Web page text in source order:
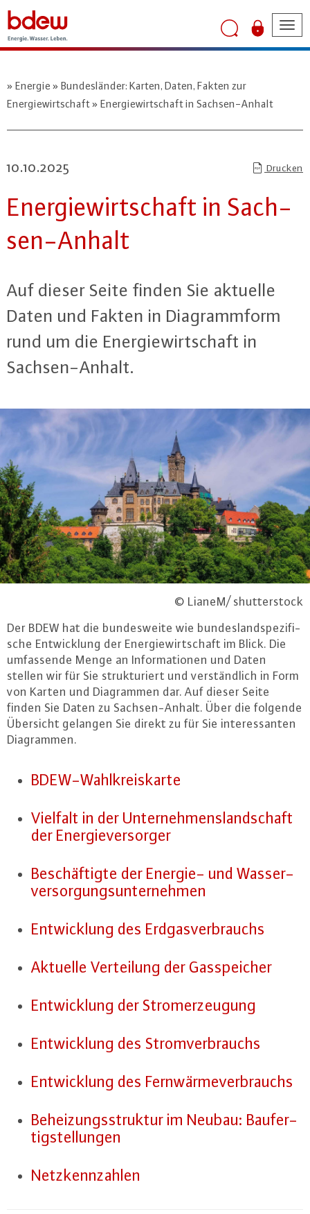
Energie
Bundesländer: Karten, Daten, Fakten zur
Energiewirtschaft
Energiewirtschaft in Sachsen-Anhalt
10.10.2025 Drucken
En­er­gie­wirt­schaft in Sach­
sen-An­halt
Auf dieser Seite finden Sie aktuelle
Daten und Fakten in Dia­gramm­form
rund um die En­er­gie­wirt­schaft in
Sach­sen-An­halt.
© LianeM/ shutterstock
Der BDEW hat die bun­des­wei­te wie bun­des­land­spe­zi­fi­
sche Ent­wick­lung der En­er­gie­wirt­schaft im Blick. Die
um­fas­sen­de Menge an In­for­ma­tio­nen und Daten
stellen wir für Sie struk­tu­riert und ver­ständ­lich in Form
von Karten und Dia­gram­men dar. Auf dieser Seite
finden Sie Daten zu Sach­sen-An­halt. Über die folgende
Übersicht gelangen Sie direkt zu für Sie in­ter­es­san­ten
Dia­gram­men.
BDEW-Wahl­kreis­kar­te
Vielfalt in der Un­ter­neh­mens­land­schaft
der En­er­gie­ver­sor­ger
Be­schäf­tig­te der Energie- und Was­ser­
ver­sor­gungs­un­ter­neh­men
Ent­wick­lung des Erd­gas­ver­brauchs
Aktuelle Ver­tei­lung der Gas­spei­cher
Ent­wick­lung der Strom­er­zeu­gung
Ent­wick­lung des Strom­ver­brauchs
Ent­wick­lung des Fern­wär­me­ver­brauchs
Be­hei­zungs­struk­tur im Neubau: Bau­fer­
tig­stel­lun­gen
Netz­kenn­zah­len